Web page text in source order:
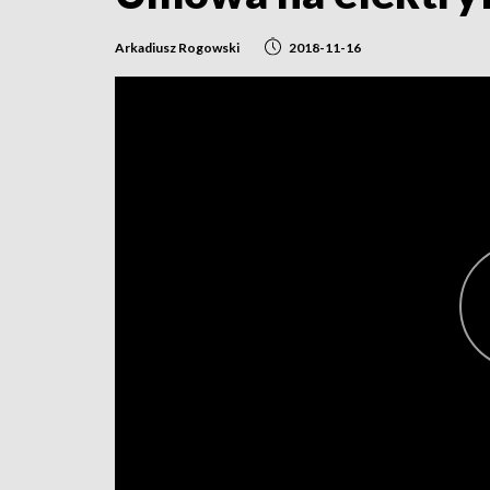
Arkadiusz Rogowski 2018-11-16